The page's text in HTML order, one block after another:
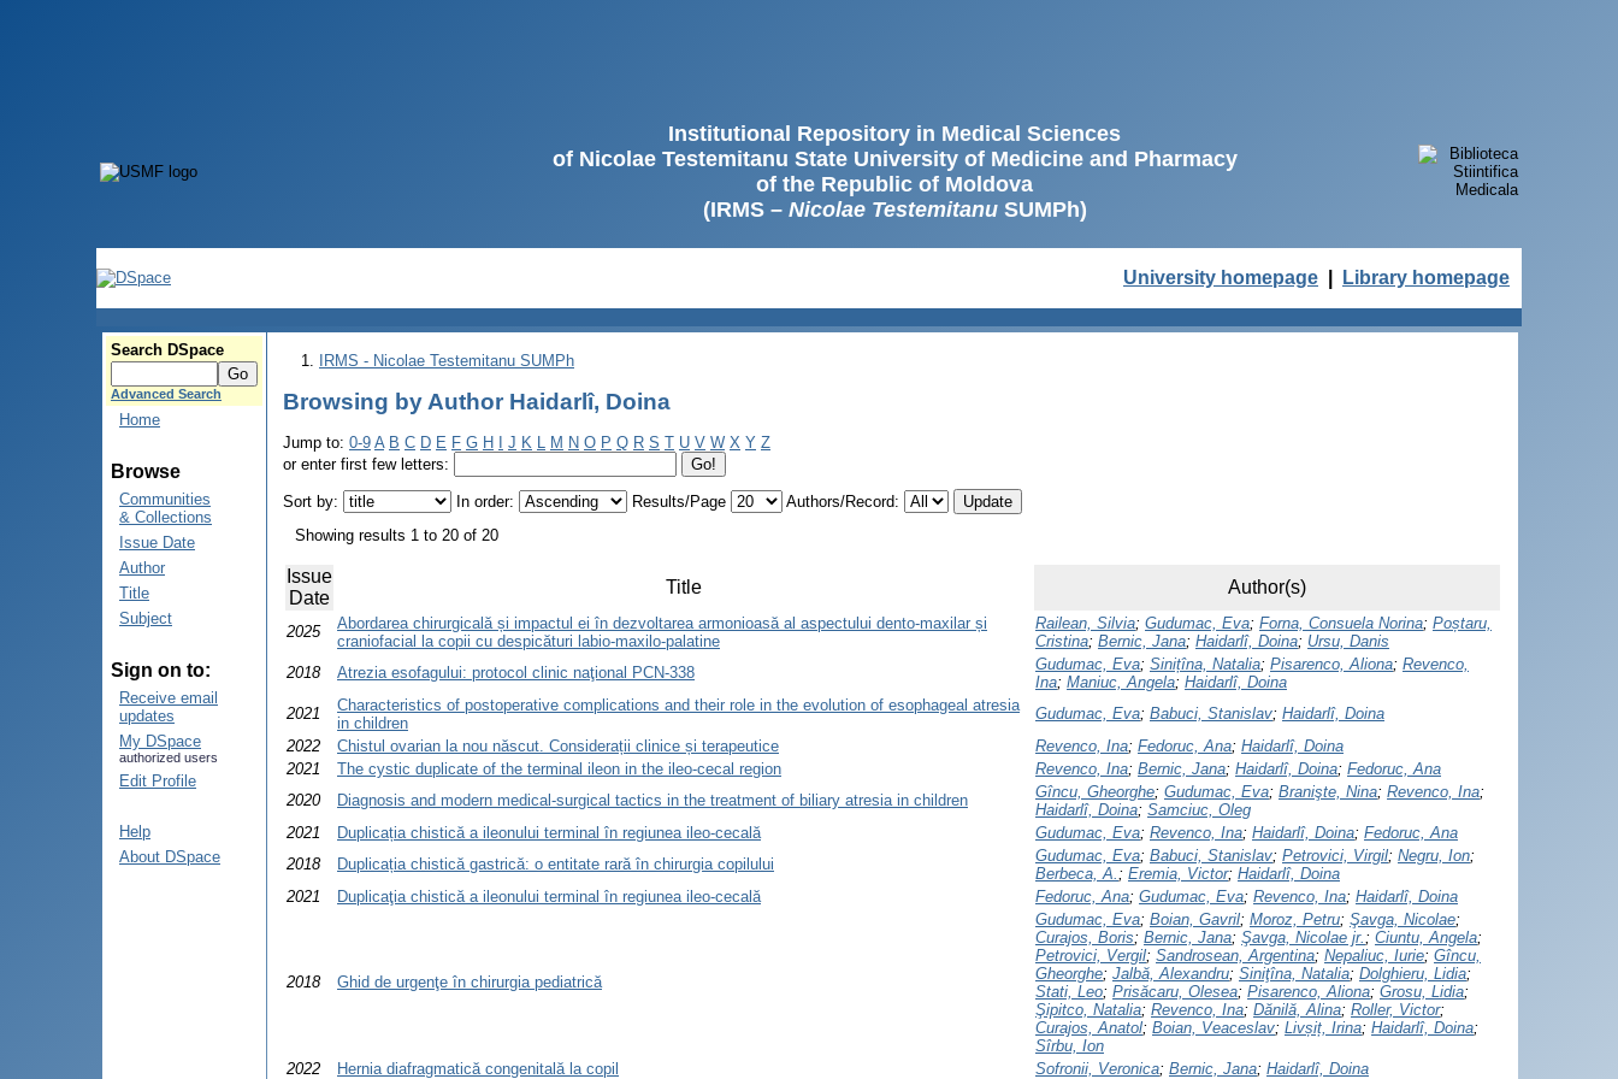
Institutional Repository in Medical Sciences
of Nicolae Testemitanu State University of Medicine and Pharmacy
of the Republic of Moldova
(IRMS – Nicolae TestemitanuSUMPh)
University homepage Library homepage
Search DSpace
Advanced Search
Home
Browse
Communities
& Collections
Issue Date
Author
Title
Subject
Sign on to:
Receive email
updates
My DSpace
authorized users
Edit Profile
Help
About DSpace
IRMS - Nicolae Testemitanu SUMPh
Browsing by Author Haidarlî, Doina
Jump to: 0-9 A B C D E F G H J K L M N O P Q R S T U V W X Y Z
or enter first few letters:
Sort by: In order: Results/Page
Authors/Record:
Showing results 1 to 20 of 20
Issue
Date
Title Author(s)
2025
Abordarea chirurgicală și impactul ei în dezvoltarea armonioasă al aspectului dento-maxilar și
craniofacial la copii cu despicături labio-maxilo-palatine
Railean, Silvia; Gudumac, Eva; Forna, Consuela Norina; Poștaru,
Cristina; Bernic, Jana; Haidarlî, Doina; Ursu, Danis
2018
Atrezia esofagului: protocol clinic naţional PCN-338 Gudumac, Eva; Sinițîna, Natalia; Pisarenco, Aliona; Revenco,
Ina; Maniuc, Angela; Haidarlî, Doina
2021
Characteristics of postoperative complications and their role in the evolution of esophageal atresia
in children
Gudumac, Eva; Babuci, Stanislav; Haidarlî, Doina
2022
Chistul ovarian la nou născut. Considerații clinice și terapeutice Revenco, Ina; Fedoruc, Ana; Haidarlî, Doina
2021
The cystic duplicate of the terminal ileon in the ileo-cecal region Revenco, Ina; Bernic, Jana; Haidarlî, Doina; Fedoruc, Ana
2020
Diagnosis and modern medical-surgical tactics in the treatment of biliary atresia in children Gîncu, Gheorghe; Gudumac, Eva; Branişte, Nina; Revenco, Ina;
Haidarlî, Doina; Samciuc, Oleg
2021
Duplicația chistică a ileonului terminal în regiunea ileo-cecală Gudumac, Eva; Revenco, Ina; Haidarlî, Doina; Fedoruc, Ana
2018
Duplicația chistică gastrică: o entitate rară în chirurgia copilului Gudumac, Eva; Babuci, Stanislav; Petrovici, Virgil; Negru, Ion;
Berbeca, A.; Eremia, Victor; Haidarlî, Doina
2021
Duplicaţia chistică a ileonului terminal în regiunea ileo-cecală Fedoruc, Ana; Gudumac, Eva; Revenco, Ina; Haidarlî, Doina
2018 Ghid de urgenţe în chirurgia pediatrică
Gudumac, Eva; Boian, Gavril; Moroz, Petru; Şavga, Nicolae;
Curajos, Boris; Bernic, Jana; Şavga, Nicolae jr.; Ciuntu, Angela;
Petrovici, Vergil; Sandrosean, Argentina; Nepaliuc, Iurie; Gîncu,
Gheorghe; Jalbă, Alexandru; Siniţîna, Natalia; Dolghieru, Lidia;
Stati, Leo; Prisăcaru, Olesea; Pisarenco, Aliona; Grosu, Lidia;
Şipitco, Natalia; Revenco, Ina; Dănilă, Alina; Roller, Victor;
Curajos, Anatol; Boian, Veaceslav; Livșiț, Irina; Haidarlî, Doina;
Sîrbu, Ion
2022
Hernia diafragmatică congenitală la copil Sofronii, Veronica; Bernic, Jana; Haidarlî, Doina